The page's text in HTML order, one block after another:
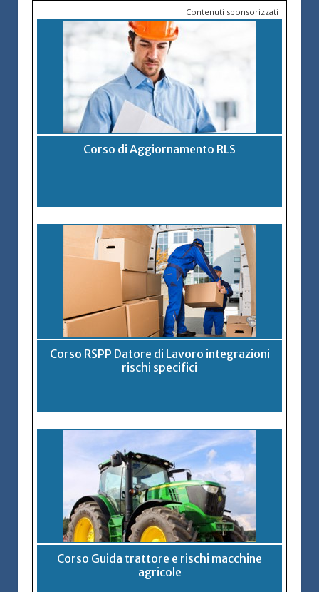
Contenuti sponsorizzati
Corso di Aggiornamento RLS
Corso RSPP Datore di Lavoro integrazioni
rischi specifici
Corso Guida trattore e rischi macchine
agricole